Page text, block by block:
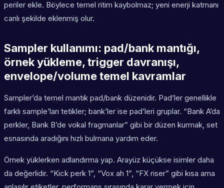
periler ekle. Böylece temel ritim kaybolmaz; yeni enerji katmanı
canlı şekilde eklenmiş olur.
Sampler kullanımı: pad/bank mantığı,
örnek yükleme, trigger davranışı,
envelope/volume temel kavramlar
Sampler’da temel mantık pad/bank düzenidir. Pad’ler genellikle
farklı sample’ları tetikler; bank’ler ise pad’leri gruplar. “Bank A’da
perkler, Bank B’de vokal fragmanlar” gibi bir düzen kurmak, set
esnasında aradığını hızlı bulmana yardım eder.
Örnek yüklerken adlandırma yap. Arayüz küçükse isimler daha
da değerlidir. “Kick perk 1”, “Vox ah 1”, “FX riser” gibi kısa ama